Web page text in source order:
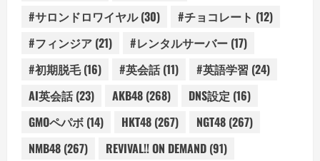
#サロンドロワイヤル(30) #チョコレート (12)
#フィンジア (21) #レンタルサーバー (17)
#初期脱毛(16) #英会話(11) #英語学習 (24)
AI英会話(23) AKB48 (268) DNS設定 (16)
GMOペパボ (14) HKT48 (267) NGT48 (267)
NMB48 (267) REVIVAL!! ON DEMAND (91)